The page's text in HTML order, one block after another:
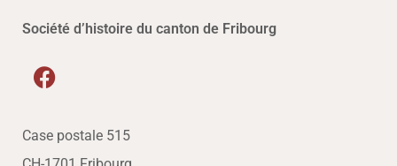
Société d’histoire du canton de Fribourg
Case postale 515